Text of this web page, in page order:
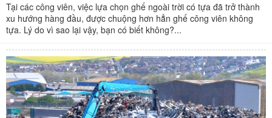
Tại các công viên, việc lựa chọn ghế ngoài trời có tựa đã trở thành
xu hướng hàng đầu, được chuộng hơn hẳn ghế công viên không
tựa. Lý do vì sao lại vậy, bạn có biết không?...